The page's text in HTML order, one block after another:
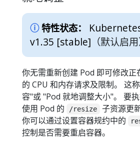
特性状态：
v1.35 [stable] （默认启用
你无需重新创建 Pod 即可修改
的 CPU 和内存请求及限制。 这
容"或 "Pod 就地调整大小"。 要
使用 Pod 的
/resize
子资源更
你可以通过设置容器规约中的
控制是否需要重启容器。